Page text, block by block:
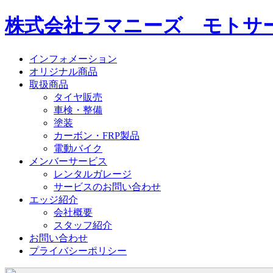
株式会社ラマニーズ モトサ
インフォメーション
オリジナル商品
取扱商品
タイヤ販売
車検・整備
塗装
カーボン・FRP製品
電動バイク
メンバーサービス
レンタルガレージ
サービスのお問い合わせ
エッジ紹介
会社概要
スタッフ紹介
お問い合わせ
プライバシーポリシー